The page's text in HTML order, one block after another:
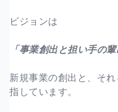
ビジョンは
「事業創出と担い手の
新規事業の創出と、そ
指しています。